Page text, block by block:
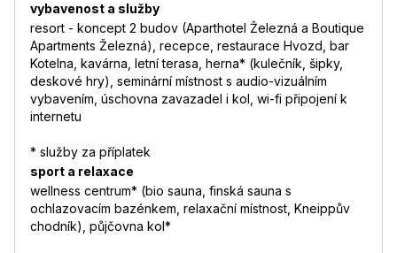
vybavenost a služby
resort - koncept 2 budov (Aparthotel Železná a Boutique
Apartments Železná), recepce, restaurace Hvozd, bar
Kotelna, kavárna, letní terasa, herna* (kulečník, šipky,
deskové hry), seminární místnost s audio-vizuálním
vybavením, úschovna zavazadel i kol, wi-fi připojení k
internetu
* služby za příplatek
sport a relaxace
wellness centrum* (bio sauna, finská sauna s
ochlazovacím bazénkem, relaxační místnost, Kneippův
chodník), půjčovna kol*